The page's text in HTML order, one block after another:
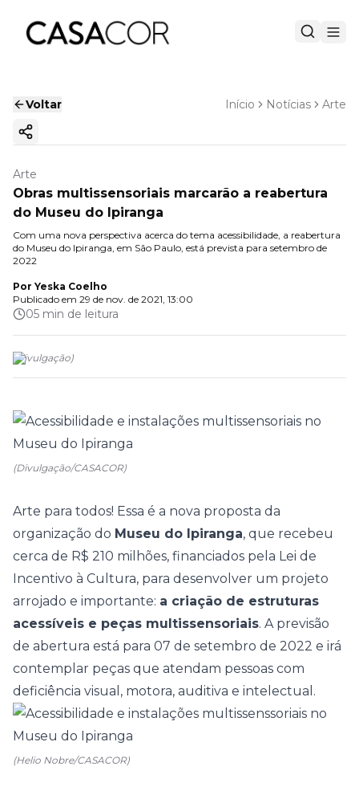
Voltar Início Notícias Arte
Copiar link
Arte
Obras multissensoriais marcarão a reabertura
do Museu do Ipiranga
Com uma nova perspectiva acerca do tema acessibilidade, a reabertura
do Museu do Ipiranga, em São Paulo, está prevista para setembro de
2022
Por Yeska Coelho
Publicado em 29 de nov. de 2021, 13:00
05 min de leitura
(Divulgação)
(Divulgação/CASACOR)
Arte para todos! Essa é a nova proposta da
organização do Museu do Ipiranga, que recebeu
cerca de R$ 210 milhões, financiados pela Lei de
Incentivo à Cultura, para desenvolver um projeto
arrojado e importante: a criação de estruturas
acessíveis e peças multissensoriais. A previsão
de abertura está para 07 de setembro de 2022 e irá
contemplar peças que atendam pessoas com
deficiência visual, motora, auditiva e intelectual.
(Helio Nobre/CASACOR)